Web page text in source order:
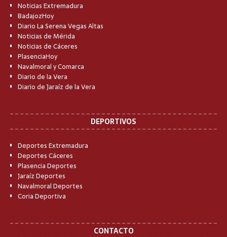
Noticias Extremadura
BadajozHoy
Diario La Serena Vegas Altas
Noticias de Mérida
Noticias de Cáceres
PlasenciaHoy
Navalmoral y Comarca
Diario de la Vera
Diario de Jaraíz de la Vera
DEPORTIVOS
Deportes Extremadura
Deportes Cáceres
Plasencia Deportes
Jaraíz Deportes
Navalmoral Deportes
Coria Deportiva
CONTACTO